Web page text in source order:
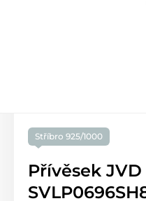
Stříbro 925/1000
Přívěsek JVD